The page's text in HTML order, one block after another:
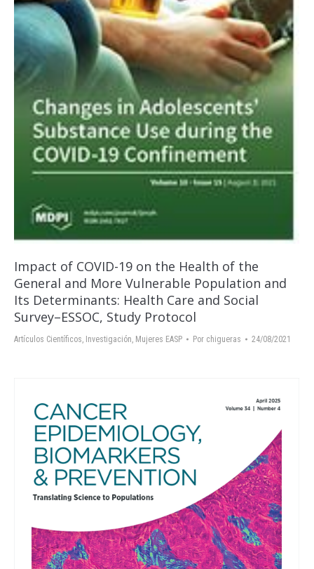
Impact of COVID-19 on the Health of the
General and More Vulnerable Population and
Its Determinants: Health Care and Social
Survey–ESSOC, Study Protocol
Artículos Científicos, Investigación, Mujeres EASP Por chigueras 24/08/2021